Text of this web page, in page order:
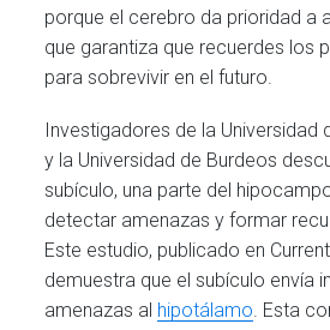
porque el cerebro da prioridad a
que garantiza que recuerdes los
para sobrevivir en el futuro.
Investigadores de la Universidad
y la Universidad de Burdeos
subículo, una parte del
detectar amenazas y formar
Este estudio, publicado en
demuestra que el subículo envía
amenazas al hipotálamo. Esta